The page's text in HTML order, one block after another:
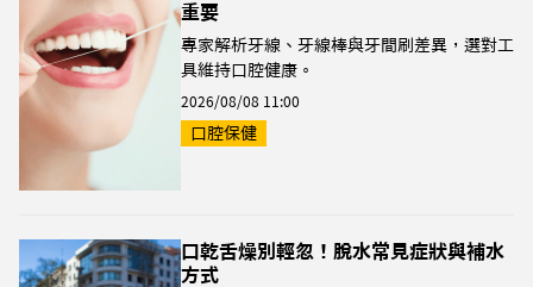
重要
專家解析牙線、牙線棒與牙間刷差異，選對工
具維持口腔健康。
2026/08/08 11:00
口腔保健
口乾舌燥別輕忽！脫水常見症狀與補水
方式